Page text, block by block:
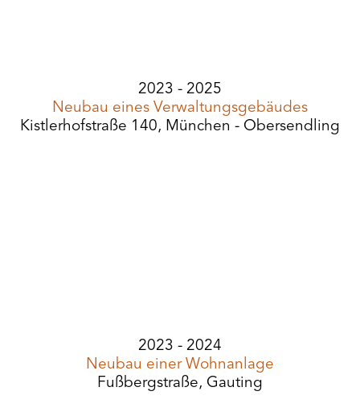
2023 - 2025
Neubau eines Verwaltungsgebäudes
Kistlerhofstraße 140, München - Obersendling
2023 - 2024
Neubau einer Wohnanlage
Fußbergstraße, Gauting